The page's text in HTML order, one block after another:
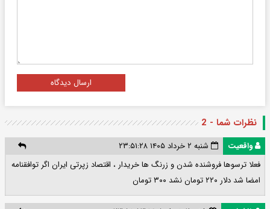
ارسال دیدگاه
نظرات شما - 2
واقعیت
شنبه ۲ خرداد ۱۴۰۵ ۲۳:۵۱:۲۸
فعلا ترسوها فروشنده شدن و زرنگ ها خریدار ، اقتصاد زپرتی ایران اگر توافقنامه
امضا شد دلار ۲۲۰ تومان نشد ۳۰۰ تومان